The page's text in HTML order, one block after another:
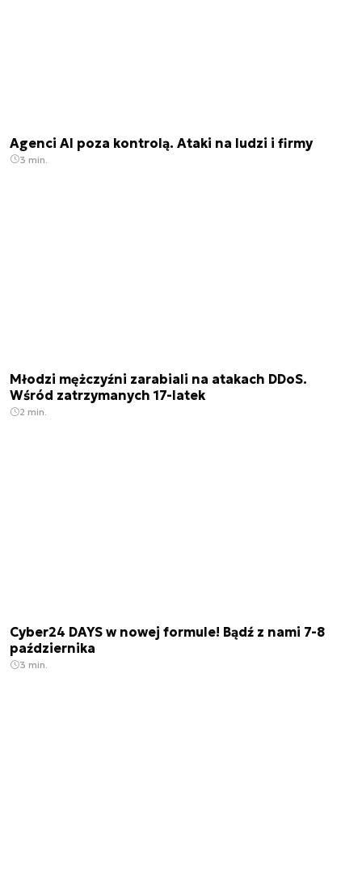
Agenci AI poza kontrolą. Ataki na ludzi i firmy
3 min.
Młodzi mężczyźni zarabiali na atakach DDoS.
Wśród zatrzymanych 17-latek
2 min.
Cyber24 DAYS w nowej formule! Bądź z nami 7-8
października
3 min.